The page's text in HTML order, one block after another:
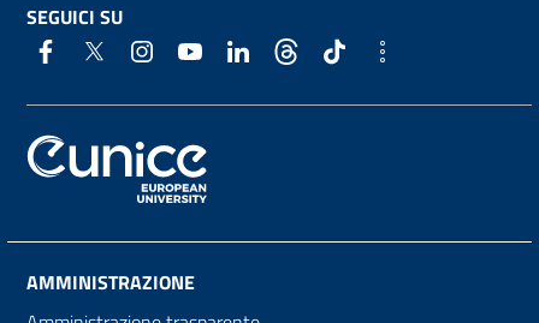
SEGUICI SU
AMMINISTRAZIONE